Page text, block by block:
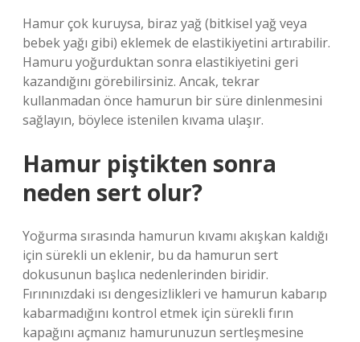
Hamur çok kuruysa, biraz yağ (bitkisel yağ veya
bebek yağı gibi) eklemek de elastikiyetini artırabilir.
Hamuru yoğurduktan sonra elastikiyetini geri
kazandığını görebilirsiniz. Ancak, tekrar
kullanmadan önce hamurun bir süre dinlenmesini
sağlayın, böylece istenilen kıvama ulaşır.
Hamur piştikten sonra
neden sert olur?
Yoğurma sırasında hamurun kıvamı akışkan kaldığı
için sürekli un eklenir, bu da hamurun sert
dokusunun başlıca nedenlerinden biridir.
Fırınınızdaki ısı dengesizlikleri ve hamurun kabarıp
kabarmadığını kontrol etmek için sürekli fırın
kapağını açmanız hamurunuzun sertleşmesine